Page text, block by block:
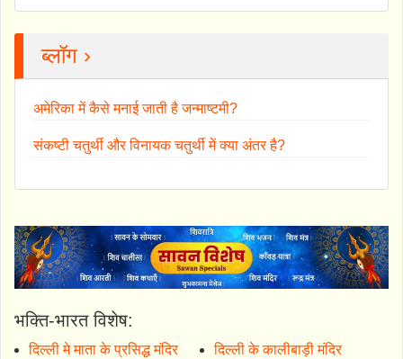
ब्लॉग ›
अमेरिका में कैसे मनाई जाती है जन्माष्टमी?
संकष्टी चतुर्थी और विनायक चतुर्थी में क्या अंतर है?
भक्ति-भारत विशेष:
दिल्ली मे माता के प्रसिद्ध मंदिर
दिल्ली के कालीबाड़ी मंदिर